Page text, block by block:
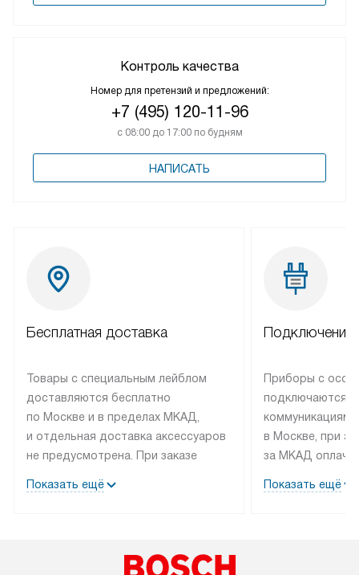
Контроль качества
Номер для претензий и предложений:
+7 (495) 120-11-96
с 08:00 до 17:00 по будням
НАПИСАТЬ
Бесплатная доставка
Товары с специальным лейблом
доставляются бесплатно
по Москве и в пределах МКАД,
и отдельная доставка аксессуаров
не предусмотрена. При заказе
рекомендуем обсудить
со статусом «В наличии» могут
быть отправлены покупателю
Показать ещё
Подключение
Приборы с
подключаются к
коммуникациям
в Москве, при
за МКАД
партнера
Показать ещё